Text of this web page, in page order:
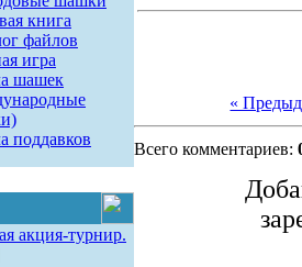
книга
файлов
игра
шашек
поддавков
акция-турнир.
«
Всего комментариев: